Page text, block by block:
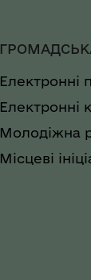
Електронні
Електронні
Молодіжна
Місцеві